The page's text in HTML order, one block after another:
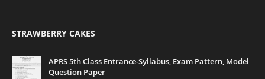
STRAWBERRY CAKES
APRS 5th Class Entrance-Syllabus, Exam Pattern, Model
Question Paper